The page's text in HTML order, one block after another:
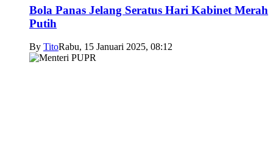
Bola Panas Jelang Seratus Hari Kabinet Merah
Putih
By TitoRabu, 15 Januari 2025, 08:12